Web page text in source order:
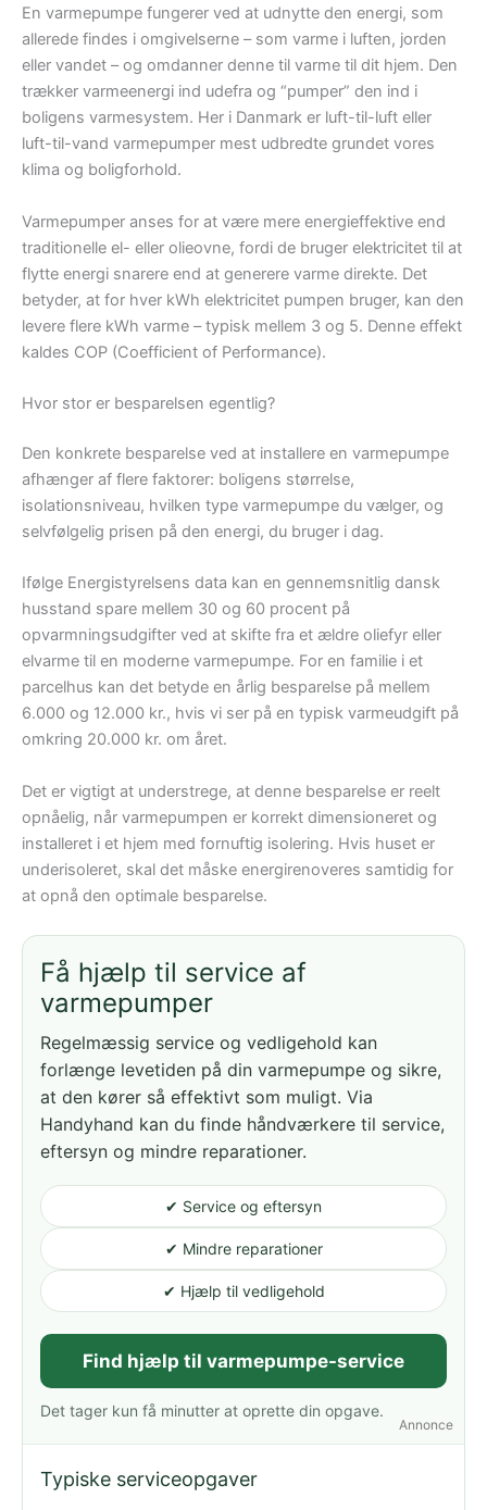
En varmepumpe fungerer ved at udnytte den energi, som
allerede findes i omgivelserne – som varme i luften, jorden
eller vandet – og omdanner denne til varme til dit hjem. Den
trækker varmeenergi ind udefra og “pumper” den ind i
boligens varmesystem. Her i Danmark er luft-til-luft eller
luft-til-vand varmepumper mest udbredte grundet vores
klima og boligforhold.
Varmepumper anses for at være mere energieffektive end
traditionelle el- eller olieovne, fordi de bruger elektricitet til at
flytte energi snarere end at generere varme direkte. Det
betyder, at for hver kWh elektricitet pumpen bruger, kan den
levere flere kWh varme – typisk mellem 3 og 5. Denne effekt
kaldes COP (Coefficient of Performance).
Hvor stor er besparelsen egentlig?
Den konkrete besparelse ved at installere en varmepumpe
afhænger af flere faktorer: boligens størrelse,
isolationsniveau, hvilken type varmepumpe du vælger, og
selvfølgelig prisen på den energi, du bruger i dag.
Ifølge Energistyrelsens data kan en gennemsnitlig dansk
husstand spare mellem 30 og 60 procent på
opvarmningsudgifter ved at skifte fra et ældre oliefyr eller
elvarme til en moderne varmepumpe. For en familie i et
parcelhus kan det betyde en årlig besparelse på mellem
6.000 og 12.000 kr., hvis vi ser på en typisk varmeudgift på
omkring 20.000 kr. om året.
Det er vigtigt at understrege, at denne besparelse er reelt
opnåelig, når varmepumpen er korrekt dimensioneret og
installeret i et hjem med fornuftig isolering. Hvis huset er
underisoleret, skal det måske energirenoveres samtidig for
at opnå den optimale besparelse.
Annonce
Få hjælp til service af
varmepumper
Regelmæssig service og vedligehold kan
forlænge levetiden på din varmepumpe og sikre,
at den kører så effektivt som muligt. Via
Handyhand kan du finde håndværkere til service,
eftersyn og mindre reparationer.
✔ Service og eftersyn
✔ Mindre reparationer
✔ Hjælp til vedligehold
Find hjælp til varmepumpe-service
Det tager kun få minutter at oprette din opgave.
Typiske serviceopgaver